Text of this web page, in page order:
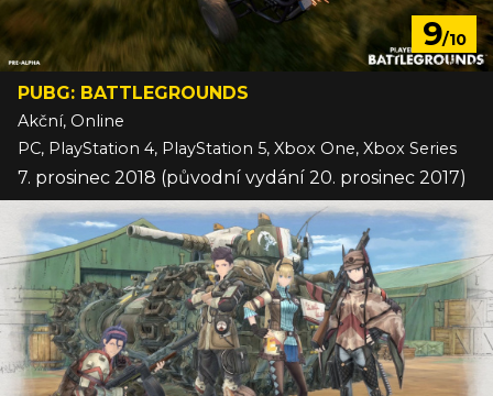
9/10
PUBG: BATTLEGROUNDS
Akční, Online
PC, PlayStation 4, PlayStation 5, Xbox One, Xbox Series
7. prosinec 2018 (původní vydání 20. prosinec 2017)